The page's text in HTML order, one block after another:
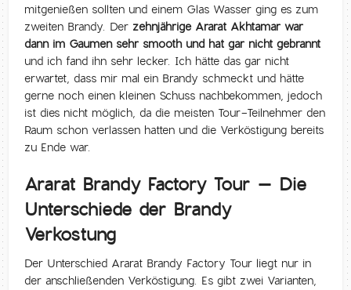
mitgenießen sollten und einem Glas Wasser ging es zum
zweiten Brandy. Der zehnjährige Ararat Akhtamar war
dann im Gaumen sehr smooth und hat gar nicht gebrannt
und ich fand ihn sehr lecker. Ich hätte das gar nicht
erwartet, dass mir mal ein Brandy schmeckt und hätte
gerne noch einen kleinen Schuss nachbekommen, jedoch
ist dies nicht möglich, da die meisten Tour-Teilnehmer den
Raum schon verlassen hatten und die Verköstigung bereits
zu Ende war.
Ararat Brandy Factory Tour – Die
Unterschiede der Brandy
Verkostung
Der Unterschied Ararat Brandy Factory Tour liegt nur in
der anschließenden Verköstigung. Es gibt zwei Varianten,